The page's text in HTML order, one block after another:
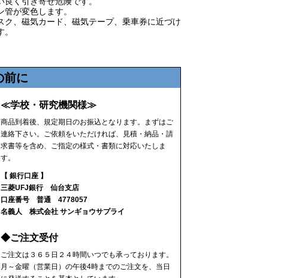
が変色します。
ク、磁気カード、磁気テープ、乗車券に近づけ
前に
≪学校・研究機関様≫
商品到着後、規定期日のお振込となります。まずはご
連絡下さい。ご依頼をいただければ、見積・納品・請
求書等を含め、ご指定の様式・書類に対応いたしま
す。
【 銀行口座 】
三菱UFJ銀行 仙台支店
口座番号 普通 4778057
名義人 株式会社 サンギョウサプライ
◆ご注文受付
ご注文は３６５日２４時間いつでも承っております。
月～金曜（営業日）の午後4時までのご注文を、当日